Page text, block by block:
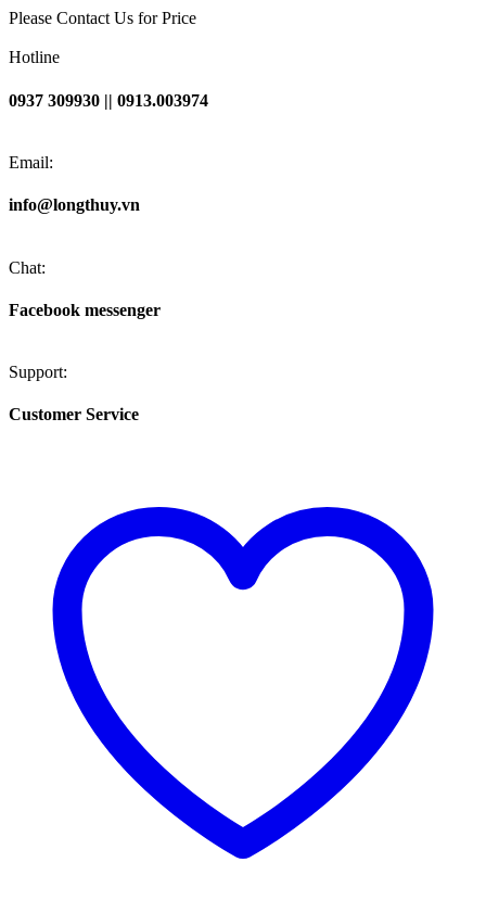
Please Contact Us for Price
Hotline
0937 309930 || 0913.003974
Email:
info@longthuy.vn
Chat:
Facebook messenger
Support:
Customer Service